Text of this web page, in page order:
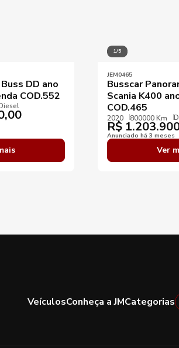
DD ano
COD.552
1/5
JEM0465
Busscar
Scania K400
COD.465
2020 800000 Km
R$
Anunciado há 3 meses
Ver
VeículosConheça a JMCategorias